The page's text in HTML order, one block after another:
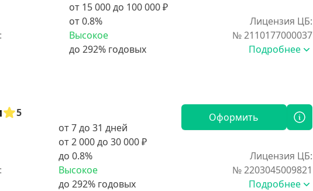
от 15 000 до 100 000 ₽
от 0.8%
Высокое
Лицензия ЦБ:
№ 2110177000037
Подробнее
5
от 7 до 31 дней
от 2 000 до 30 000 ₽
до 0.8%
Высокое
Оформить
Лицензия ЦБ:
№ 2203045009821
Подробнее